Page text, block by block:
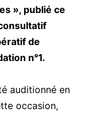
», publié ce
de
n°1.
auditionné en
occasion,